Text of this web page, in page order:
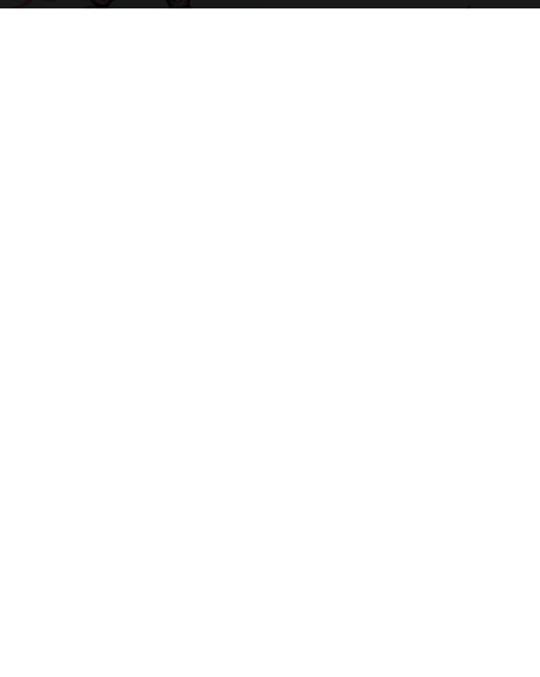
NIGHT” ปอนด์-ภูวินทร์ คลั่งรัก